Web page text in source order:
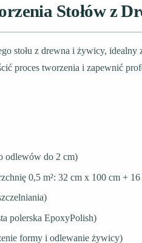
Stołów z
stołu z drewna i żywicy,
proces tworzenia i zapewnić
odlewów do 2 cm)
0,5 m²: 32 cm x 100 cm +
polerska EpoxyPolish)
formy i odlewanie żywicy)